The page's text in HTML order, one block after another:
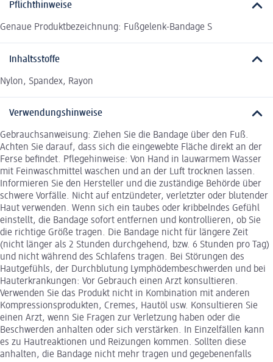
Pflichthinweise
Genaue Produktbezeichnung: Fußgelenk-Bandage S
Inhaltsstoffe
Nylon, Spandex, Rayon
Verwendungshinweise
Gebrauchsanweisung: Ziehen Sie die Bandage über den Fuß.
Achten Sie darauf, dass sich die eingewebte Fläche direkt an der
Ferse befindet. Pflegehinweise: Von Hand in lauwarmem Wasser
mit Feinwaschmittel waschen und an der Luft trocknen lassen.
Informieren Sie den Hersteller und die zuständige Behörde über
schwere Vorfälle. Nicht auf entzündeter, verletzter oder blutender
Haut verwenden. Wenn sich ein taubes oder kribbelndes Gefühl
einstellt, die Bandage sofort entfernen und kontrollieren, ob Sie
die richtige Größe tragen. Die Bandage nicht für längere Zeit
(nicht länger als 2 Stunden durchgehend, bzw. 6 Stunden pro Tag)
und nicht während des Schlafens tragen. Bei Störungen des
Hautgefühls, der Durchblutung Lymphödembeschwerden und bei
Hauterkrankungen: Vor Gebrauch einen Arzt konsultieren.
Verwenden Sie das Produkt nicht in Kombination mit anderen
Kompressionsprodukten, Cremes, Hautöl usw. Konsultieren Sie
einen Arzt, wenn Sie Fragen zur Verletzung haben oder die
Beschwerden anhalten oder sich verstärken. In Einzelfällen kann
es zu Hautreaktionen und Reizungen kommen. Sollten diese
anhalten, die Bandage nicht mehr tragen und gegebenenfalls